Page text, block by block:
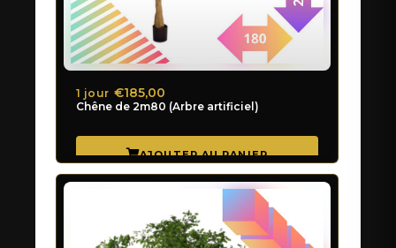
Chêne de 2m80 (Arbre artificiel)
1 jour €185,00